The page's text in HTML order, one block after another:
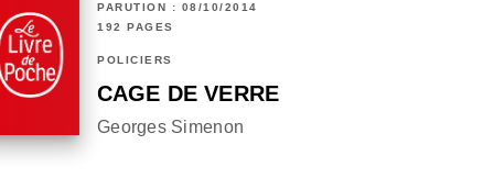
PARUTION : 08/10/2014
192 PAGES
POLICIERS
CAGE DE VERRE
Georges Simenon